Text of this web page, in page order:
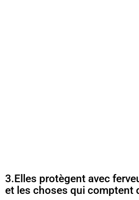
3.Elles protègent avec
et les choses qui comptent